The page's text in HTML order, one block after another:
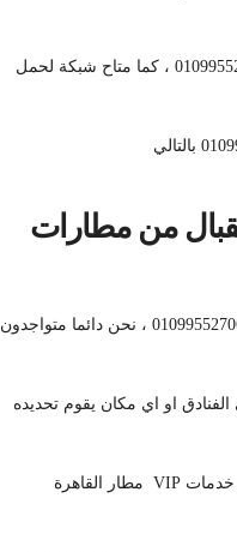
بالتالي من تورست كار الباصات مكيفة ومعقمة ومزودة باحدث وسائل الراحة والامان 01099552706 ، كما متاح شبكة لحمل
للاستقبال من مطارات
لذلك متاح لدنيا خدة استقبال المطارات من مطارات القاهرة ومطار برج العرب اسكندرية 01099552706 ، نحن دائما متواجدون
او اي مكان يقوم تحديده
لذلك تويوتا هاي اس 15 فرد خدمات ليموزين VIP 01099552706 ، خدمات ليموزين مرفهه ، خدمات VIP مطار القاهرة